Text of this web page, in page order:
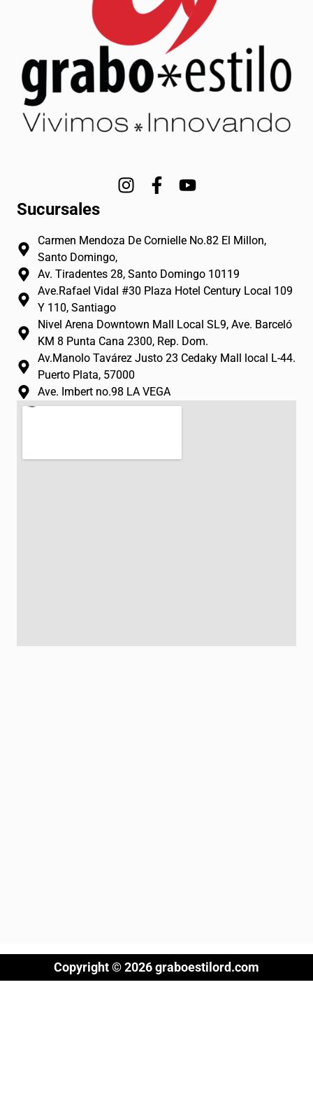
I
t
g
r
m
F
e
o
o
-
f
Y
t
b
e
Sucursales
Carmen Mendoza De Cornielle No.82 El Millon,
Santo Domingo,
Av. Tiradentes 28, Santo Domingo 10119
Ave.Rafael Vidal #30 Plaza Hotel Century Local 109
Y 110, Santiago
Nivel Arena Downtown Mall Local SL9, Ave. Barceló
KM 8 Punta Cana 2300, Rep. Dom.
Av.Manolo Tavárez Justo 23 Cedaky Mall local L-44.
Puerto Plata, 57000
Ave. Imbert no.98 LA VEGA
Copyright © 2026 graboestilord.com